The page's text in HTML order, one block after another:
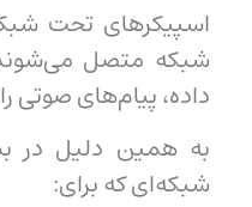
اسپیکرهای تحت
شبکه متصل
داده، پیام‌های
به همین دلیل در
شبکه‌ای که برای: